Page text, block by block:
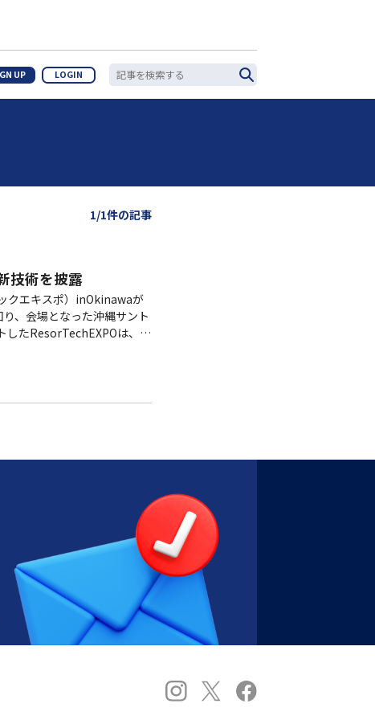
UP LOGIN
1/1件の記事
技術を披露
クエキスポ）inOkinawaが
、会場となった沖縄サント
したResorTechEXPOは、今